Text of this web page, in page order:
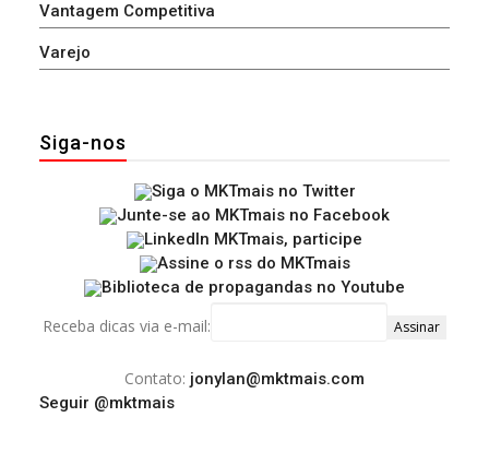
Vantagem Competitiva
Varejo
Siga-nos
Receba dicas via e-mail:
Contato: jonylan@mktmais.com
Seguir @mktmais